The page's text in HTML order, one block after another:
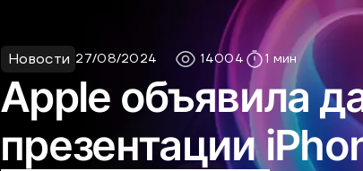
Новости 27/08/2024 14004 1 мин
Apple объявила
презентации